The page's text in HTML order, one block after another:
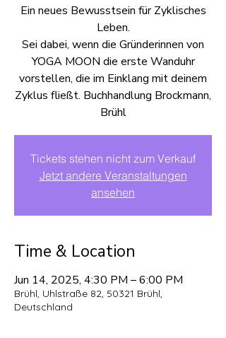
Ein neues Bewusstsein für Zyklisches
Leben.
Sei dabei, wenn die Gründerinnen von
YOGA MOON die erste Wanduhr
vorstellen, die im Einklang mit deinem
Zyklus fließt. Buchhandlung Brockmann,
Brühl
Tickets stehen nicht zum Verkauf
Jetzt andere Veranstaltungen
ansehen
Time & Location
Jun 14, 2025, 4:30 PM – 6:00 PM
Brühl, Uhlstraße 82, 50321 Brühl,
Deutschland